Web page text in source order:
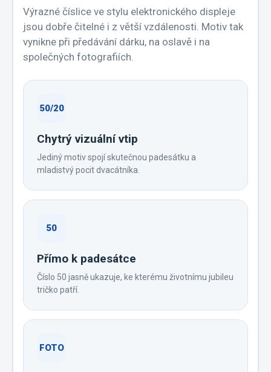
Výrazné číslice ve stylu elektronického displeje
jsou dobře čitelné i z větší vzdálenosti. Motiv tak
vynikne při předávání dárku, na oslavě i na
společných fotografiích.
50/20
Chytrý vizuální vtip
Jediný motiv spojí skutečnou padesátku a
mladistvý pocit dvacátníka.
50
Přímo k padesátce
Číslo 50 jasně ukazuje, ke kterému životnímu jubileu
tričko patří.
FOTO